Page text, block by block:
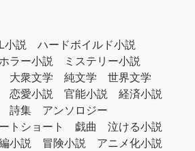
小説
ハードボイルド小説
ホラー小説
ミステリー小説
大衆文学 純文学
世界文学
恋愛小説 官能小説
経済小説
詩集
アンソロジー
トショート 戯曲
泣ける小説
小説 冒険小説
アニメ化小説